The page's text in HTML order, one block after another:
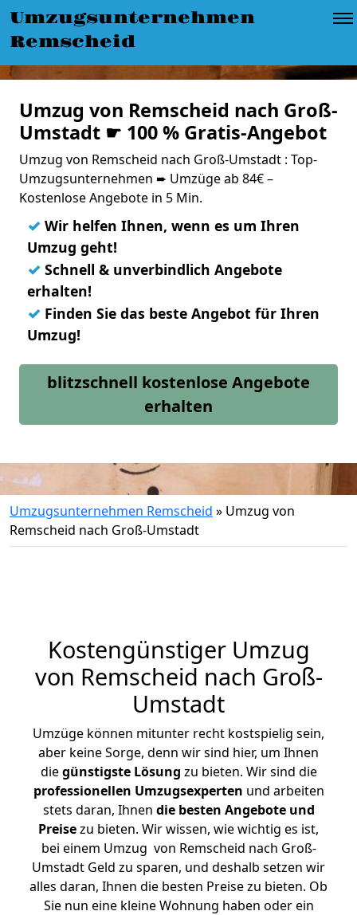
Umzugsunternehmen
Remscheid
Umzug von Remscheid nach Groß-
Umstadt ☛ 100 % Gratis-Angebot
Umzug von Remscheid nach Groß-Umstadt : Top-
Umzugsunternehmen ➨ Umzüge ab 84€ –
Kostenlose Angebote in 5 Min.
✓ Wir helfen Ihnen, wenn es um Ihren
Umzug geht!
✓ Schnell & unverbindlich Angebote
erhalten!
✓ Finden Sie das beste Angebot für Ihren
Umzug!
blitzschnell kostenlose Angebote
erhalten
Umzugsunternehmen Remscheid » Umzug von
Remscheid nach Groß-Umstadt
Kostengünstiger Umzug
von Remscheid nach Groß-
Umstadt
Umzüge können mitunter recht kostspielig sein,
aber keine Sorge, denn wir sind hier, um Ihnen
diegünstigste Lösung zu bieten. Wir sind die
professionellen Umzugsexperten und arbeiten
stets daran, Ihnen die besten Angebote und
Preisezu bieten. Wir wissen, wie wichtig es ist,
bei einem Umzug von Remscheid nach Groß-
Umstadt Geld zu sparen, und deshalb setzen wir
alles daran, Ihnen die besten Preise zu bieten. Ob
Sie nun eine kleine Wohnung haben oder ein